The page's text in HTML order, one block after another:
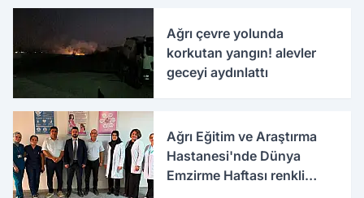
Ağrı çevre yolunda
korkutan yangın! alevler
geceyi aydınlattı
Ağrı Eğitim ve Araştırma
Hastanesi'nde Dünya
Emzirme Haftası renkli